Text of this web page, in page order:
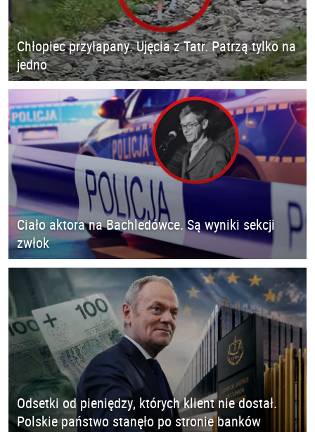
Chłopiec przyłapany. Ujęcia z Tatr. Patrzą tylko na
jedno
Ciało aktora na Bachledówce. Są wyniki sekcji
zwłok
Odsetki od pieniędzy, których klient nie dostał.
Polskie państwo stanęło po stronie banków